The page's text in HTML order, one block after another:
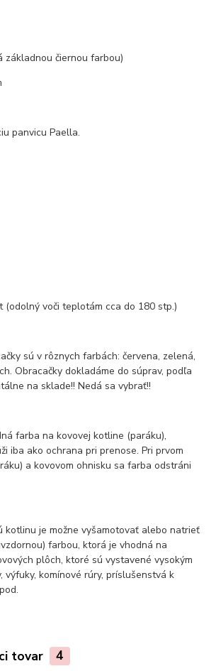
základnou čiernou farbou)
panvicu Paella.
(odolný voči teplotám cca do 180 stp.)
sú v rôznych farbách: červena, zelená,
Obracačky dokladáme do súprav, podľa
na sklade!! Nedá sa vybrať!!
farba na kovovej kotline (paráku),
iba ako ochrana pri prenose. Pri prvom
a kovovom ohnisku sa farba odstráni
kotlinu je možne vyšamotovať alebo natrieť
farbou, ktorá je vhodná na
plôch, ktoré sú vystavené vysokým
výfuky, komínové rúry, príslušenstvá k
tovar 4